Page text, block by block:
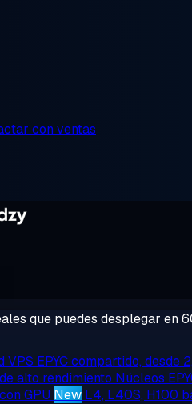
con ventas
que puedes desplegar en
VPS EPYC compartido, desde
alto rendimiento Núcleos
GPU New L4, L40S, H100